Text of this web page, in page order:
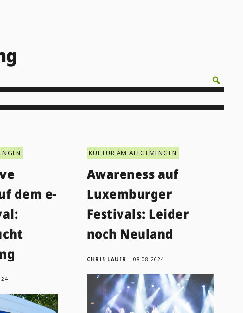
dem e-
KULTUR AM ALLGEMENGEN
Awareness auf
Luxemburger
Festivals: Leider
noch Neuland
CHRIS LAUER 08.08.2024